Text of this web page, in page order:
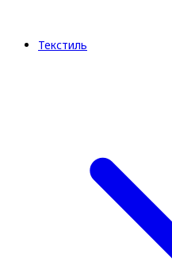
Текстиль